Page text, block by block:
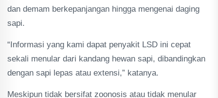
dan demam berkepanjangan hingga mengenai daging
sapi.
“Informasi yang kami dapat penyakit LSD ini cepat
sekali menular dari kandang hewan sapi, dibandingkan
dengan sapi lepas atau extensi,” katanya.
Meskipun tidak bersifat zoonosis atau tidak menular